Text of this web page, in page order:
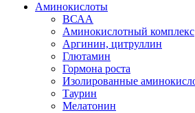
Аминокислоты
ВСАА
Аминокислотный комплекс
Аргинин, цитруллин
Глютамин
Гормона роста
Изолированные
Таурин
Мелатонин